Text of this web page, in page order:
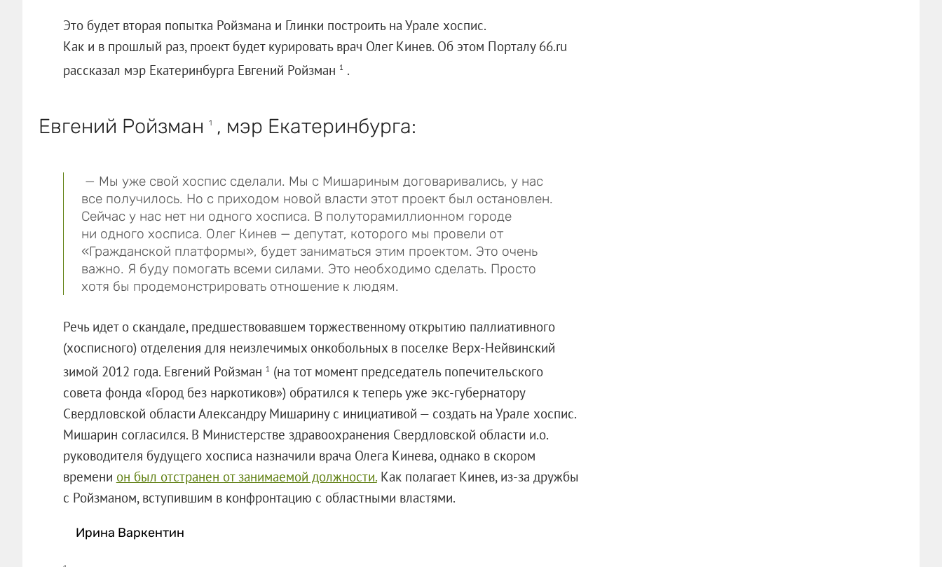
Это будет вторая попытка Ройзмана и Глинки построить на Урале хоспис.
Как и в прошлый раз, проект будет курировать врач Олег Кинев. Об этом Порталу 66.ru
рассказал мэр Екатеринбурга Евгений Ройзман 1 .
Евгений Ройзман 1, мэр Екатеринбурга:
— Мы уже свой хоспис сделали. Мы с Мишариным договаривались, у нас
все получилось. Но с приходом новой власти этот проект был остановлен.
Сейчас у нас нет ни одного хосписа. В полуторамиллионном городе
ни одного хосписа. Олег Кинев — депутат, которого мы провели от
«Гражданской платформы», будет заниматься этим проектом. Это очень
важно. Я буду помогать всеми силами. Это необходимо сделать. Просто
хотя бы продемонстрировать отношение к людям.
Речь идет о скандале, предшествовавшем торжественному открытию паллиативного
(хосписного) отделения для неизлечимых онкобольных в поселке Верх-Нейвинский
зимой 2012 года. Евгений Ройзман 1 (на тот момент председатель попечительского
совета фонда «Город без наркотиков») обратился к теперь уже экс-губернатору
Свердловской области Александру Мишарину с инициативой — создать на Урале хоспис.
Мишарин согласился. В Министерстве здравоохранения Свердловской области и.о.
руководителя будущего хосписа назначили врача Олега Кинева, однако в скором
времени он был отстранен от занимаемой должности.Как полагает Кинев, из-за дружбы
с Ройзманом, вступившим в конфронтацию с областными властями.
Ирина Варкентин